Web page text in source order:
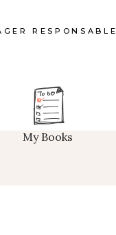
RESPONSABLE
My Books